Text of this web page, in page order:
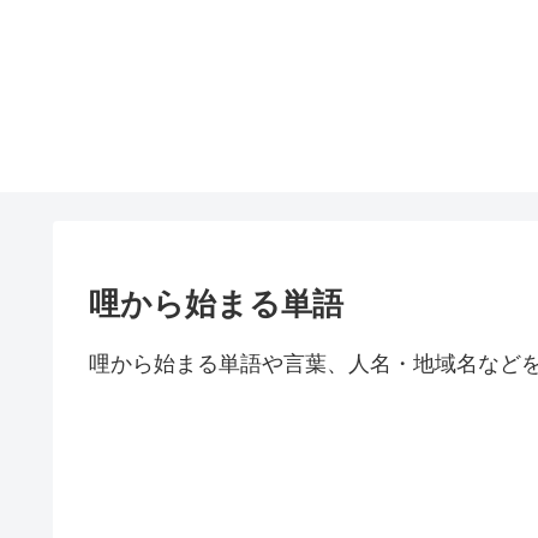
哩から始まる単語
哩から始まる単語や言葉、人名・地域名など